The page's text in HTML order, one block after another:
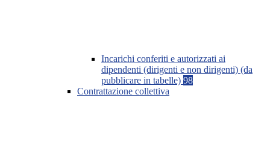
Incarichi conferiti e autorizzati ai
dipendenti (dirigenti e non dirigenti) (da
pubblicare in tabelle) 98
Contrattazione collettiva